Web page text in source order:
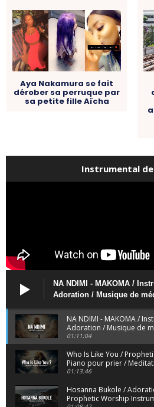
Aya Nakamura se fait
dérober sa perruque par
sa petite fille Aïcha
Instrumental
NA NDIMI - MAKOMA /
Adoration / Musique de
NA NDIMI - MAKOMA /
Adoration / Musique de
01:11:04
Who Is Like You /
Piano pour prier /
01:13:46
Hosanna Bukole /
Prophetic Worship